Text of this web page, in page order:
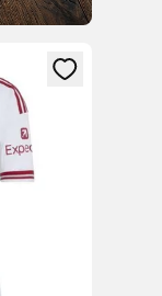
eller tilmelde dig